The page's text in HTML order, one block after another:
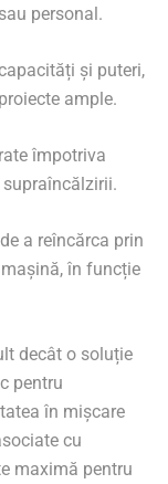
personal.
și puteri,
ample.
împotriva
a reîncărca prin
în funcție
decât o soluție
pentru
în mișcare
cu
maximă pentru